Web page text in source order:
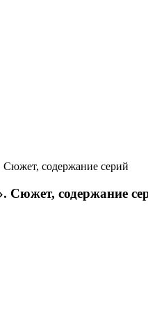
содержание серий
Сюжет, содержание